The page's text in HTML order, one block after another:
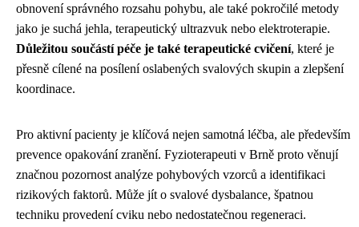
obnovení správného rozsahu pohybu, ale také pokročilé metody
jako je suchá jehla, terapeutický ultrazvuk nebo elektroterapie.
Důležitou součástí péče je také terapeutické cvičení, které je
přesně cílené na posílení oslabených svalových skupin a zlepšení
koordinace.
Pro aktivní pacienty je klíčová nejen samotná léčba, ale především
prevence opakování zranění. Fyzioterapeuti v Brně proto věnují
značnou pozornost analýze pohybových vzorců a identifikaci
rizikových faktorů. Může jít o svalové dysbalance, špatnou
techniku provedení cviku nebo nedostatečnou regeneraci.